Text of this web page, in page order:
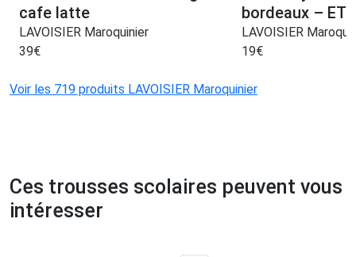
cafe latte
LAVOISIER Maroquinier
39€
bordeaux –
LAVOISIER
19€
Voir les 719 produits LAVOISIER Maroquinier
Ces trousses scolaires peuvent vous
intéresser